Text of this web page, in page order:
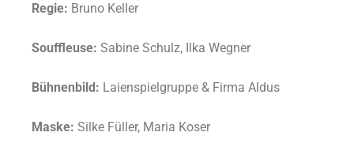
Regie: Bruno Keller
Souffleuse: Sabine Schulz, Ilka Wegner
Bühnenbild: Laienspielgruppe & Firma Aldus
Maske: Silke Füller, Maria Koser